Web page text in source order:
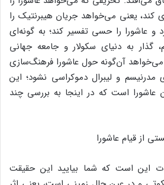
کند، یعنی می‌خواهد جریان هیبرنتیک را
و عاشورا را حسی تفسیر کند؛ به گونه‌ای
گذار به دنیای سکولار و جامعه جهانی
می‌خواهد آن‌گونه حول عاشورا فرهنگ‌سازی
مدرنیسم و لیبرال دموکراسی نشود؛ این
عاشورا است که در اینجا به بررسی چند
از قیام عاشورا
این است که شما بیایید این حقیقت